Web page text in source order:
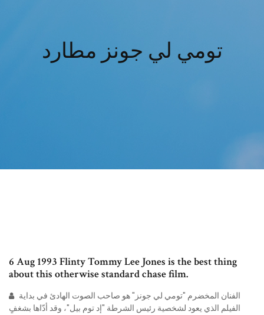
تومي لي جونز مطارد
6 Aug 1993 Flinty Tommy Lee Jones is the best thing
about this otherwise standard chase film.
الفيلم الذي يعود لشخصية رئيس الشرطة "إد توم بيل"، وقد أدّاها بشغفٍ